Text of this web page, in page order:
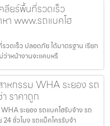
ลียร์พื้นที่รวดเร็ว
า www.รถแบคโฮ
วดเร็ว ปลอดภัย ได้มาตรฐาน เรียก
าหน้างานจะแคบหรื
หกรรม WHA ระยอง รถ
ราคาถูก
ระยอง รถแบคโฮรับจ้าง รถ
24 ชั่วโมง รถแม็คโครรับจ้า